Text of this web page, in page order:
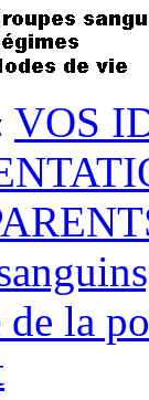
VOS
la